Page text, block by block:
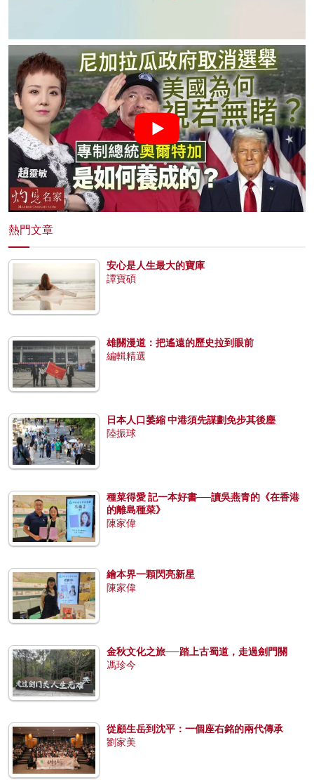
熱門文章
安心是人生最大的寶庫
譚寶碩
雄關漫道：把遙遠的歷史拉到眼前
編輯精選
日本人口萎縮 中港須先謀劃免步其後塵
陸振球
種菜得愛 記一本好書──讀吳燕青的《在香港
的離島種菜》
陳家偉
繪本界一顆閃亮新星
陳家偉
金秋文化之旅──踏上古蜀道，走過劍門關
馮珍今
從顧生岳到沈平：一個座右銘的兩代傳承
劉家美